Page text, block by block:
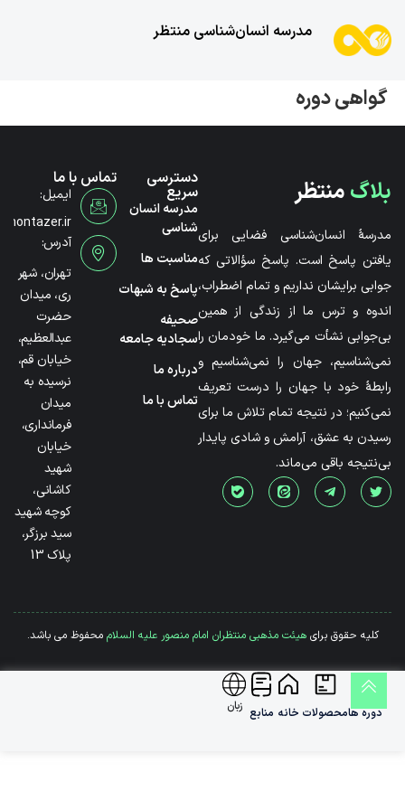
مدرسه انسان‌شناسی منتظر
گواهی دوره
بلاگمنتظر
مدرسۀ انسان‌شناسی فضایی برای
یافتن پاسخ است. پاسخ سؤالاتی که
جوابی برایشان نداریم و تمام اضطراب،
اندوه و ترس ما از زندگی از همین
بی‌جوابی نشأت می‌گیرد. ما خودمان را
نمی‌شناسیم، جهان را نمی‌شناسیم و
رابطۀ خود با جهان را درست تعریف
نمی‌کنیم؛ در نتیجه تمام تلاش ما برای
رسیدن به عشق، آرامش و شادی پایدار
بی‌نتیجه باقی می‌ماند.
دسترسی
سریع
مدرسه انسان
شناسی
مناسبت ها
پاسخ به شبهات
صحیفه
سجادیه جامعه
درباره ما
تماس با ما
تماس با ما
ایمیل:
آدرس:
تهران، شهر
ری، میدان
حضرت
عبدالعظیم،
خیابان قم،
نرسیده به
میدان
فرمانداری،
خیابان
شهید
کاشانی،
کوچه شهید
سید برزگر،
پلاک 13
کلیه حقوق برایهیئت مذهبی منتظران امام منصور علیه السلاممحفوظ می باشد.
دوره هامحصولات خانه منابع زبان